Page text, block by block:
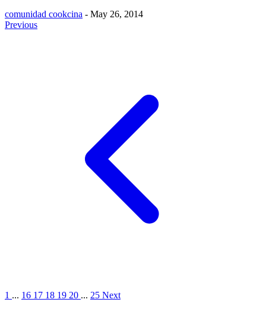
comunidad cookcina - May 26, 2014
Previous
1 ... 16 17 18 19 20 ... 25 Next